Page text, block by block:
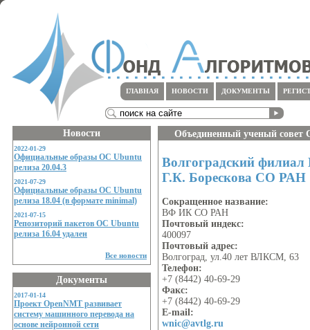
ДОКУМЕНТЫ
НОВОСТИ
ГЛАВНАЯ
Новости
2022-01-29
Официальные образы ОС Ubuntu
релиза 20.04.3
2021-07-29
Официальные образы ОС Ubuntu
релиза 18.04 (в формате minimal)
2021-07-15
Репозиторий пакетов ОС Ubuntu
релиза 16.04 удален
Все новости
Документы
2017-01-14
Проект OpenNMT развивает
систему машинного перевода на
основе нейронной сети
Объединенный ученый
Волгоградский филиал
Г.К. Борескова СО РАН
Сокращенное название:
ВФ ИК СО РАН
Почтовый индекс:
400097
Почтовый адрес:
Волгоград, ул.40 лет ВЛКСМ, 63
Телефон:
+7 (8442) 40-69-29
Факс:
+7 (8442) 40-69-29
E-mail:
wnic@avtlg.ru